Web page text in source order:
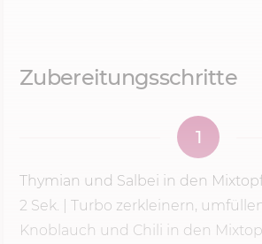
Zubereitungsschritte
1
Thymian und Salbei in den
2 Sek.
| Turbo zerkleinern,
Knoblauch und Chili in den